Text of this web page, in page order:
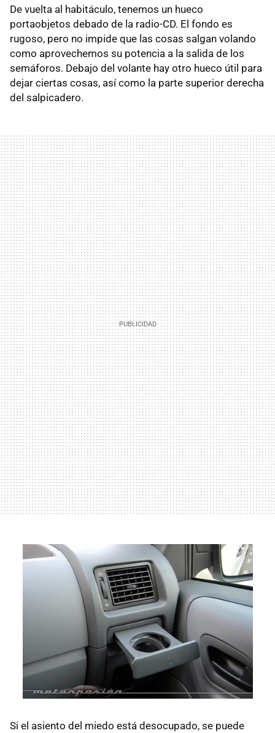
De vuelta al habitáculo, tenemos un hueco
portaobjetos debado de la radio-CD. El fondo es
rugoso, pero no impide que las cosas salgan volando
como aprovechemos su potencia a la salida de los
semáforos. Debajo del volante hay otro hueco útil para
dejar ciertas cosas, así como la parte superior derecha
del salpicadero.
Si el asiento del miedo está desocupado, se puede